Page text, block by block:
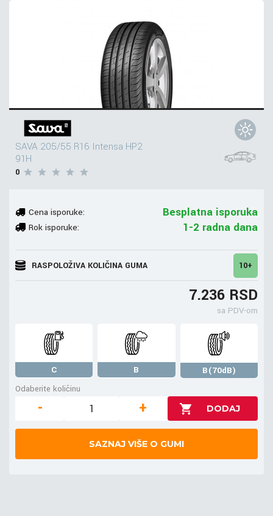
SAVA 205/55 R16 Intensa HP2
91H
0
Cena isporuke: Besplatna isporuka
Rok isporuke: 1-2 radna dana
RASPOLOŽIVA KOLIČINA GUMA 10+
7.236 RSD
sa PDV-om
C B
B(70dB)
Odaberite količinu
- +
SAZNAJ VIŠE O GUMI